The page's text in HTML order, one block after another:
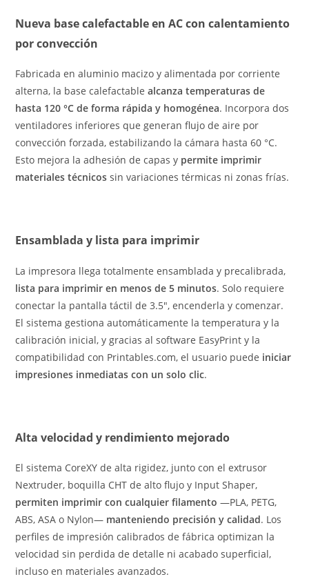
Nueva base calefactable en AC con calentamiento
por convección
Fabricada en aluminio macizo y alimentada por corriente
alterna, la base calefactablealcanza temperaturas de
hasta 120 °C de forma rápida y homogénea. Incorpora dos
ventiladores inferiores que generan flujo de aire por
convección forzada, estabilizando la cámara hasta 60 °C.
Esto mejora la adhesión de capas y permite imprimir
materiales técnicos sin variaciones térmicas ni zonas frías.
Ensamblada y lista para imprimir
La impresora llega totalmente ensamblada y precalibrada,
lista para imprimir en menos de 5 minutos. Solo requiere
conectar la pantalla táctil de 3.5″, encenderla y comenzar.
El sistema gestiona automáticamente la temperatura y la
calibración inicial, y gracias al software EasyPrint y la
compatibilidad con Printables.com, el usuario puede iniciar
impresiones inmediatas con un solo clic.
Alta velocidad y rendimiento mejorado
El sistema CoreXY de alta rigidez, junto con el extrusor
Nextruder, boquilla CHT de alto flujo y Input Shaper,
permiten imprimir con cualquier filamento —PLA, PETG,
ABS, ASA o Nylon— manteniendo precisión y calidad. Los
perfiles de impresión calibrados de fábrica optimizan la
velocidad sin perdida de detalle ni acabado superficial,
incluso en materiales avanzados.